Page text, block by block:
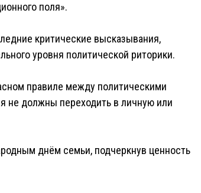
поля».
критические высказывания,
уровня политической риторики.
правиле между политическими
не должны переходить в личную или
днём семьи, подчеркнув ценность